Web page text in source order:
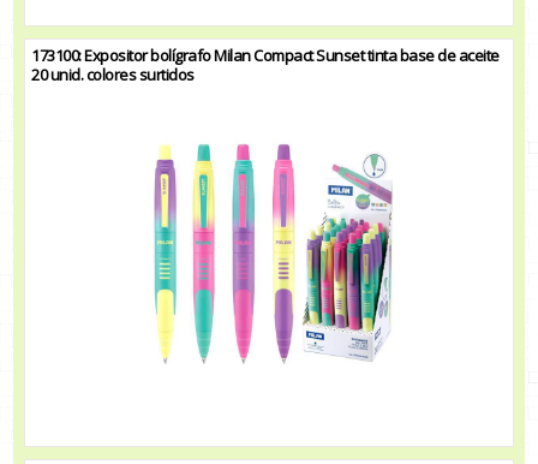
173100: Expositor bolígrafo Milan Compact Sunset tinta base de aceite
20 unid. colores surtidos